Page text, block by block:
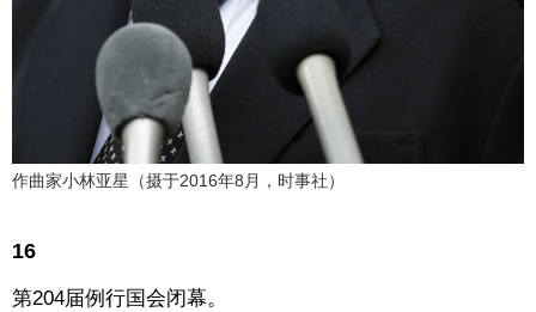
作曲家小林亚星（摄于2016年8月，时事社）
16
第204届例行国会闭幕。